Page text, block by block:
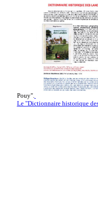
Pouy".
Le "Dictionnaire historique